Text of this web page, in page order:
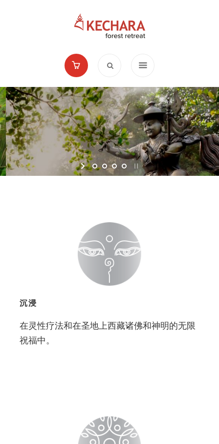
马来西亚最大的
藏传佛寺
探索
崭新文化与传统之邂逅
沉浸
在灵性疗法和在圣地上西藏诸佛和神明的无限
祝福中。